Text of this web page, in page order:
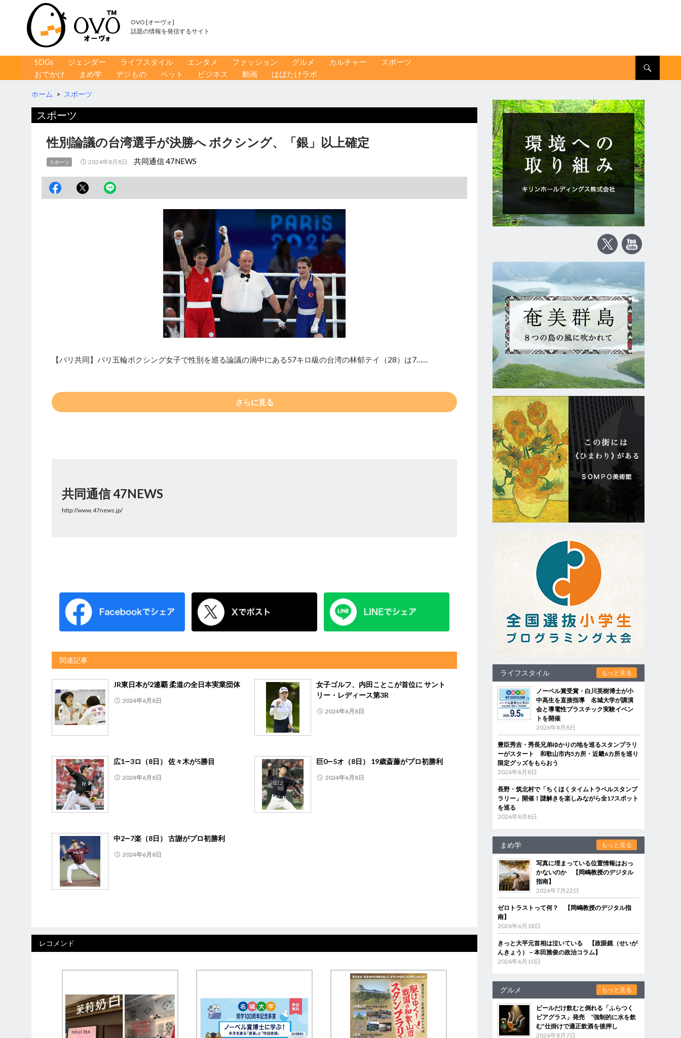
OVO [オーヴォ]
話題の情報を発信するサイト
コンテンツへ移動
SDGs ジェンダー ライフスタイル エンタメ ファッション グルメ カルチャー
スポーツ
おでかけ
まめ学 デジもの ペット ビジネス 動画 はばたけラボ
ホーム > スポーツ
スポーツ
性別論議の台湾選手が決勝へ ボクシング、「銀」以上確定
スポーツ 2024年8月8日 共同通信 47NEWS
【パリ共同】パリ五輪ボクシング女子で性別を巡る論議の渦中にある57キロ級の台湾の林郁テイ（28）は7……
さらに見る
共同通信 47NEWS
http://www.47news.jp/
関連記事
JR東日本が2連覇 柔道の全日本実業団体
2024年6月8日
女子ゴルフ、内田ことこが首位に サント
リー・レディース第3R
2024年6月8日
広1―3ロ（8日） 佐々木が5勝目
2024年6月8日
巨0―5オ（8日） 19歳斎藤がプロ初勝利
2024年6月8日
中2―7楽（8日） 古謝がプロ初勝利
2024年6月8日
レコメンド
ライフスタイル もっと見る
ノーベル賞受賞・白川英樹博士が小
中高生を直接指導 名城大学が講演
会と導電性プラスチック実験イベン
トを開催
2026年8月8日
豊臣秀吉・秀長兄弟ゆかりの地を巡るスタンプラリ
ーがスタート 和歌山市内5カ所・近畿6カ所を巡り
限定グッズをもらおう
2026年8月8日
長野・筑北村で「ちくほくタイムトラベルスタンプ
ラリー」開催！謎解きを楽しみながら全17スポット
を巡る
2026年8月8日
まめ学 もっと見る
写真に埋まっている位置情報はおっ
かないのか 【岡嶋教授のデジタル
指南】
2026年7月22日
ゼロトラストって何？ 【岡嶋教授のデジタル指
南】
2026年6月18日
きっと大平元首相は泣いている 【政眼鏡（せいが
んきょう）－本田雅俊の政治コラム】
2026年6月10日
グルメ もっと見る
ビールだけ飲むと倒れる「ふらつく
ビアグラス」発売 “強制的に水を飲
む”仕掛けで適正飲酒を後押し
2026年8月7日